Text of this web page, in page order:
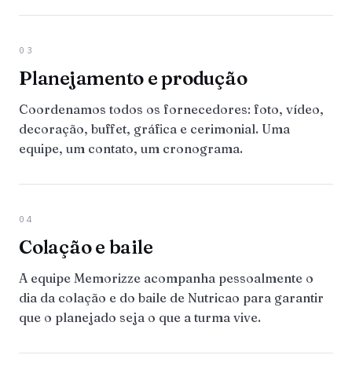
03
Planejamento e produção
Coordenamos todos os fornecedores: foto, vídeo,
decoração, buffet, gráfica e cerimonial. Uma
equipe, um contato, um cronograma.
04
Colação e baile
A equipe Memorizze acompanha pessoalmente o
dia da colação e do baile de Nutricao para garantir
que o planejado seja o que a turma vive.